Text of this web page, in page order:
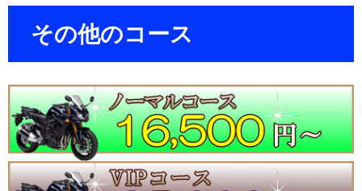
その他のコース